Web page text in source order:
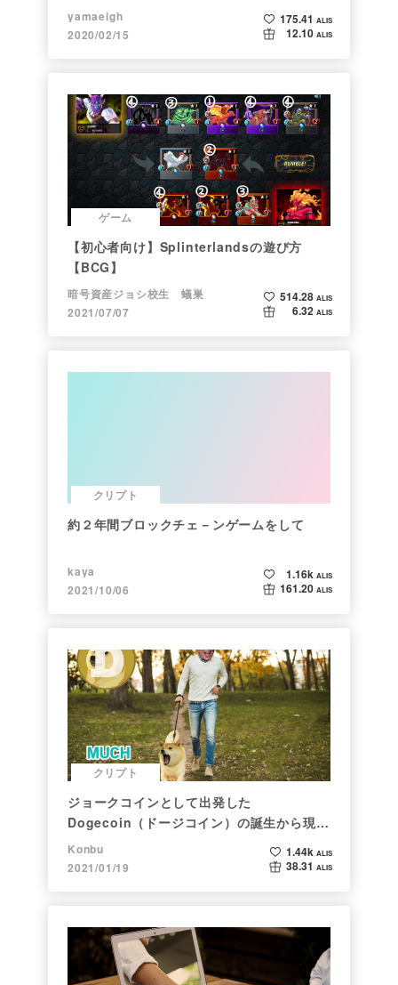
yamaeigh
2020/02/15
175.41 ALIS
12.10 ALIS
ゲーム
【初心者向け】Splinterlandsの遊び方
【BCG】
暗号資産ジョシ校生 蟻巣
2021/07/07
514.28 ALIS
6.32 ALIS
クリプト
約２年間ブロックチェ－ンゲームをして
kaya
2021/10/06
1.16k ALIS
161.20 ALIS
クリプト
ジョークコインとして出発した
Dogecoin（ドージコイン）の誕生から現在
まで。注目される非証券性🐶
Konbu
2021/01/19
1.44k ALIS
38.31 ALIS